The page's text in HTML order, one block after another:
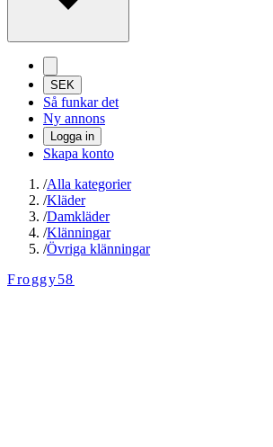
SEK
Så funkar det
Ny annons
Logga in
Skapa konto
/Alla kategorier
/Kläder
/Damkläder
/Klänningar
/Övriga klänningar
Froggy58